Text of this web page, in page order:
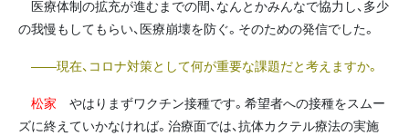
医療体制の拡充が進むまでの間、なんとかみんなで協力し、多少
の我慢もしてもらい、医療崩壊を防ぐ。そのための発信でした。
――現在、コロナ対策として何が重要な課題だと考えますか。
松家 やはりまずワクチン接種です。希望者への接種をスムー
ズに終えていかなければ。治療面では、抗体カクテル療法の実施